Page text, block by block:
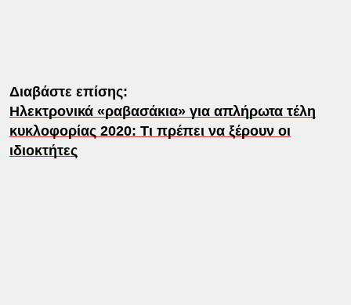
Διαβάστε επίσης:
Ηλεκτρονικά «ραβασάκια» για απλήρωτα τέλη
κυκλοφορίας 2020: Τι πρέπει να ξέρουν οι
ιδιοκτήτες